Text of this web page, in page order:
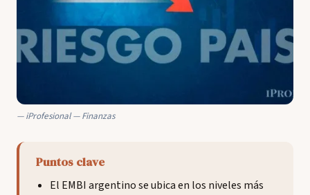
iProfesional — Finanzas
Puntos clave
El EMBI argentino se ubica en los niveles más